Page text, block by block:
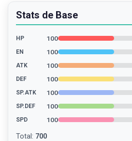
Stats de Base
HP 100
EN 100
ATK 100
DEF 100
SP.ATK 100
SP.DEF 100
SPD 100
Total : 700